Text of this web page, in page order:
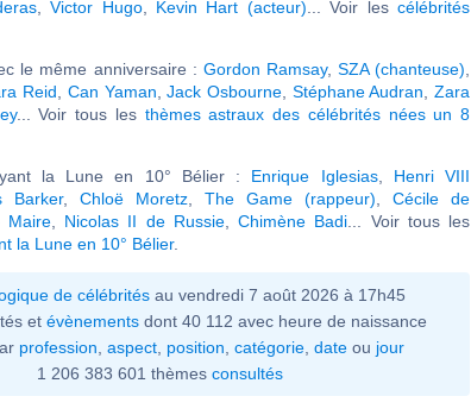
,Victor Hugo, Kevin Hart (acteur) ... Voir lescélébrités
le même anniversaire : Gordon Ramsay, SZA (chanteuse)
Reid Can Yaman ,Jack Osbourne, Stéphane Audran ,Zara
... Voir tous les thèmes astraux des célébrités nées un 8
la Lune en 10° Bélier : Enrique Iglesias, Henri VIII
Barker, Chloë Moretz The Game (rappeur)
Cécile de
Maire, Nicolas II de Russie, Chimène Badi ... Voir tous les
la Lune en 10° Bélier.
de célébrités au vendredi 7 août 2026 à 17h45
et évènementsdont 40 112 avec heure de naissance
profession aspect position catégorie date ou jour
1 206 383 601 thèmes consultés